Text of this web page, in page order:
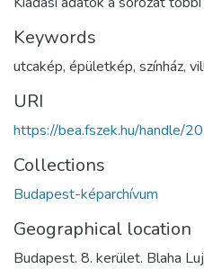
Keywords
utcakép, épületkép, színház,
URI
https://bea.fszek.hu/handle/
Collections
Budapest-képarchívum
Geographical location
Budapest. 8. kerület. Blaha